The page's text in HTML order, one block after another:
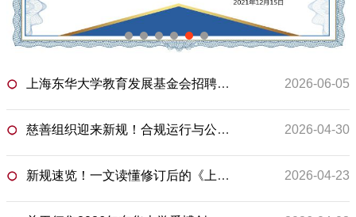
上海东华大学教育发展基金会招聘启事 2026-06-05
慈善组织迎来新规！合规运行与公信力建设全面升级，一起来学习→ 2026-04-30
新规速览！一文读懂修订后的《上海市基金会专项基金管理办法》→ 2026-04-23